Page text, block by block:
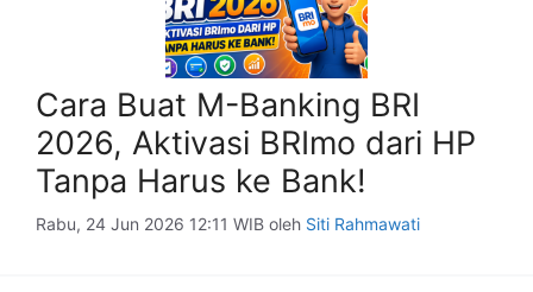
Cara Buat M-Banking BRI
2026, Aktivasi BRImo dari HP
Tanpa Harus ke Bank!
Rabu, 24 Jun 2026 12:11 WIB oleh Siti Rahmawati